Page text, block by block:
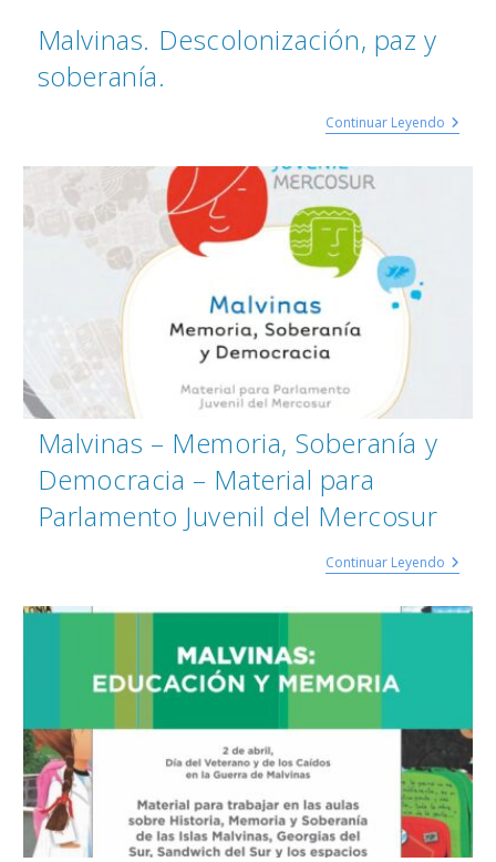
Malvinas. Descolonización, paz y
soberanía.
Continuar Leyendo
Malvinas – Memoria, Soberanía y
Democracia – Material para
Parlamento Juvenil del Mercosur
Continuar Leyendo